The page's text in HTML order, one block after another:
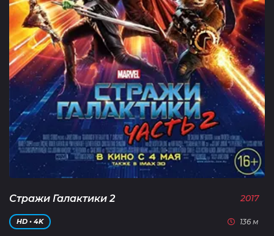
Стражи Галактики 2 2017
HD • 4K 136 м